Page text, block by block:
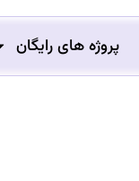
پروژه های رایگان